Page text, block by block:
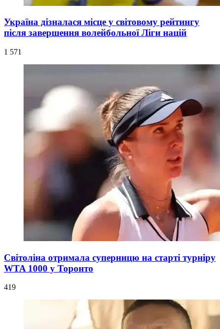
Україна дізналася місце у світовому рейтингу
після завершення волейбольної Ліги націй
1 571
Світоліна отримала суперницю на старті турніру
WTA 1000 у Торонто
419